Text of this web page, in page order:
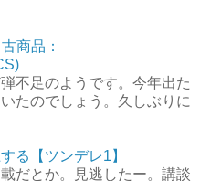
商品：
不足のようです。今年出た
たのでしょう。久しぶりに
る【ツンデレ1】
だとか。見逃したー。講談